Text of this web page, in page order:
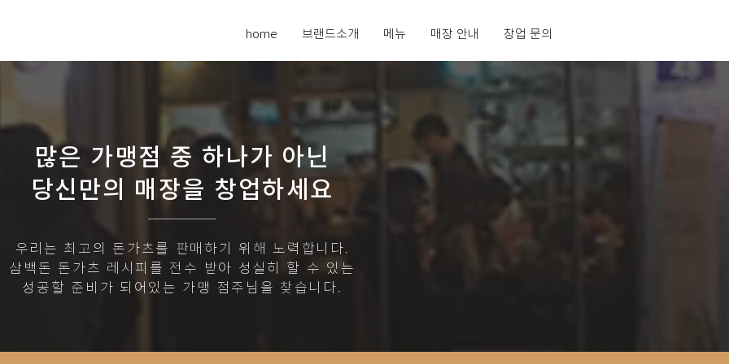
home 브랜드소개 메뉴 매장 안내 창업 문의
많은 가맹점 중 하나가 아닌
​당신만의 매장을 창업하세요
우리는 최고의 돈가츠를 판매하기 위해 노력합니다.
삼백돈 돈가츠 레시피를 전수 받아 성실히 할 수 있는
성공할 준비가 되어있는 가맹 점주님을 찾습니다.